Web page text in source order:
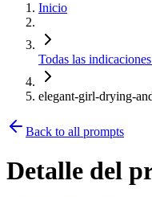
Inicio
Todas las
elegant-girl-drying-
Back to all prompts
Detalle del